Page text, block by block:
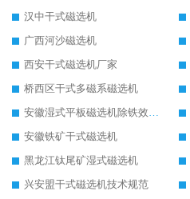
汉中干式磁选机
广西河沙磁选机
西安干式磁选机厂家
桥西区干式多磁系磁选机
安徽湿式平板磁选机除铁效果怎么样
安徽铁矿干式磁选机
黑龙江钛尾矿湿式磁选机
兴安盟干式磁选机技术规范